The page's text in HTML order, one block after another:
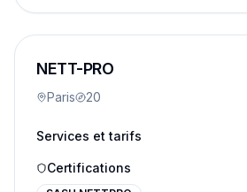
NETT-PRO
Paris 20
Services et tarifs
Certifications